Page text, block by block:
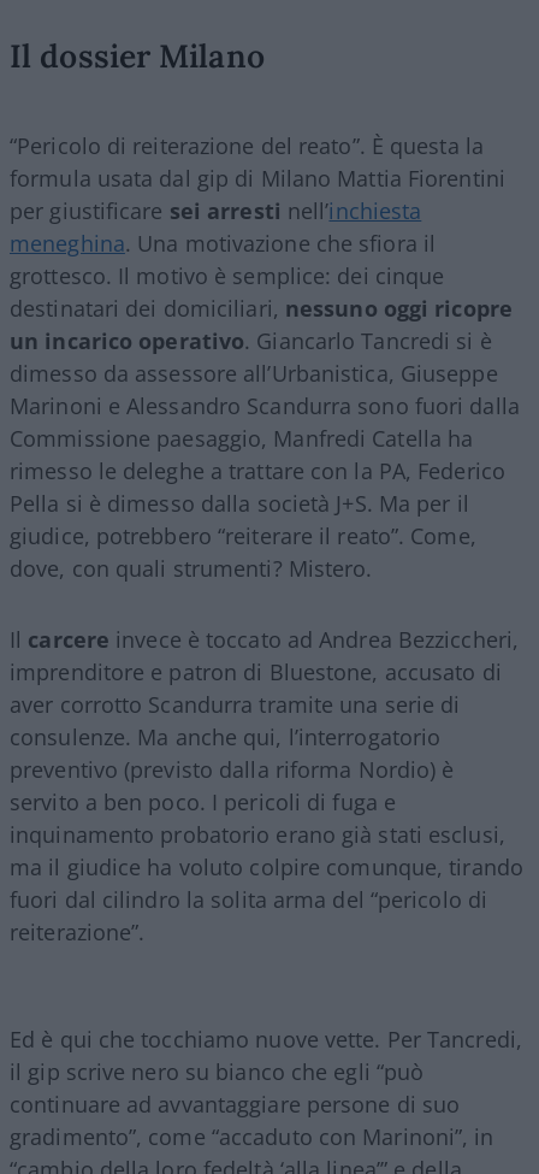
Il dossier Milano
“Pericolo di reiterazione del reato”. È questa la
formula usata dal gip di Milano Mattia Fiorentini
per giustificare sei arresti nell’inchiesta
meneghina. Una motivazione che sfiora il
grottesco. Il motivo è semplice: dei cinque
destinatari dei domiciliari, nessuno oggi ricopre
un incarico operativo. Giancarlo Tancredi si è
dimesso da assessore all’Urbanistica, Giuseppe
Marinoni e Alessandro Scandurra sono fuori dalla
Commissione paesaggio, Manfredi Catella ha
rimesso le deleghe a trattare con la PA, Federico
Pella si è dimesso dalla società J+S. Ma per il
giudice, potrebbero “reiterare il reato”. Come,
dove, con quali strumenti? Mistero.
Il carcere invece è toccato ad Andrea Bezziccheri,
imprenditore e patron di Bluestone, accusato di
aver corrotto Scandurra tramite una serie di
consulenze. Ma anche qui, l’interrogatorio
preventivo (previsto dalla riforma Nordio) è
servito a ben poco. I pericoli di fuga e
inquinamento probatorio erano già stati esclusi,
ma il giudice ha voluto colpire comunque, tirando
fuori dal cilindro la solita arma del “pericolo di
reiterazione”.
Ed è qui che tocchiamo nuove vette. Per Tancredi,
il gip scrive nero su bianco che egli “può
continuare ad avvantaggiare persone di suo
gradimento”, come “accaduto con Marinoni”, in